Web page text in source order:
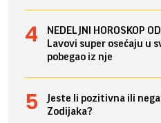
NEDELJNI HOROSKOP
Lavovi super osećaju u
pobegao iz nje
Jeste li pozitivna ili
Zodijaka?